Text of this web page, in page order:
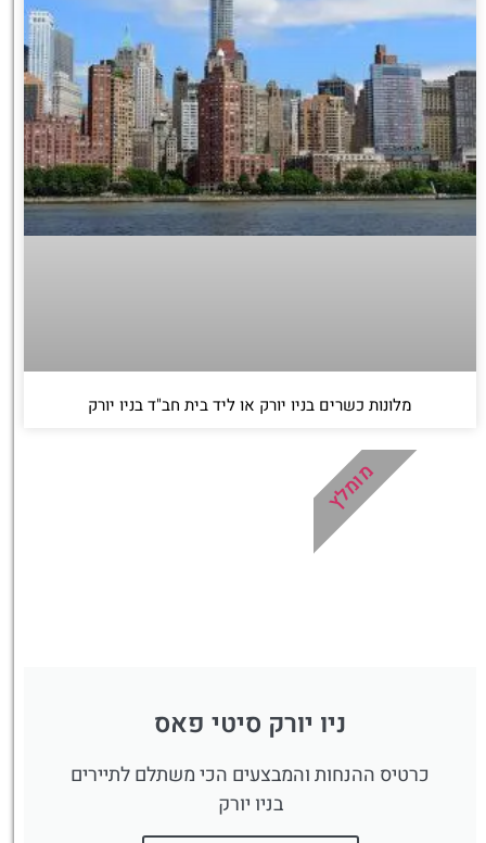
מלונות כשרים בניו יורק או ליד בית חב"ד בניו יורק
ניו יורק סיטי פאס
כרטיס ההנחות והמבצעים הכי משתלם לתיירים
בניו יורק
מומלץ